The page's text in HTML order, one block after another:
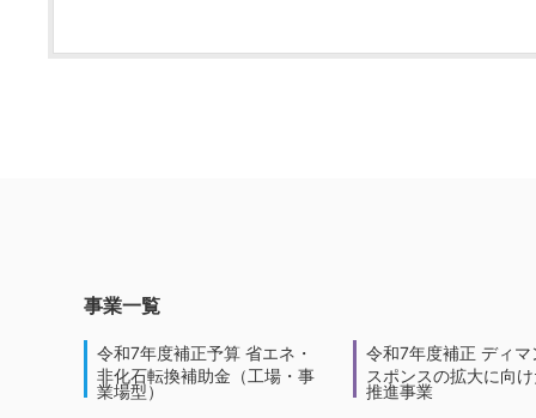
事業一覧
令和7年度補正予算 省エネ・
非化石転換補助金（工場・事
業場型）
令和7年度補正 ディマ
スポンスの拡大に向
推進事業